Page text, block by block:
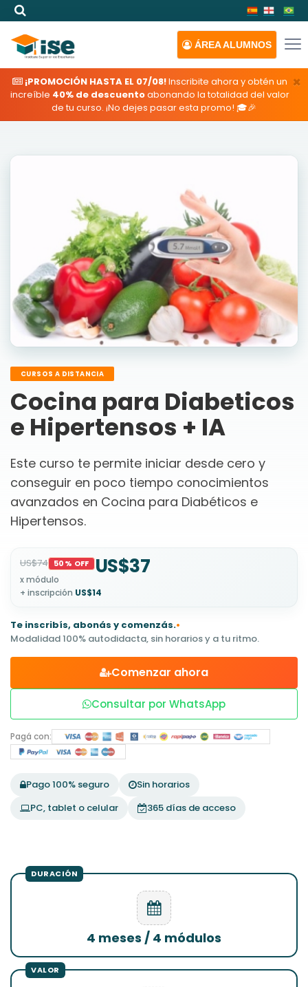
ÁREAALUMNOS
×
¡PROMOCIÓN HASTA EL 07/08!Inscribite ahora y obtén un
increíble 40% de descuentoabonando la totalidad del valor
de tu curso. ¡No dejes pasar esta promo! 🎓🎉
CURSOS A DISTANCIA
Cocina para Diabeticos
e Hipertensos + IA
Este curso te permite iniciar desde cero y
conseguir en poco tiempo conocimientos
avanzados en Cocina para Diabéticos e
Hipertensos.
US$74 50% OFF US$37
x módulo
+ inscripción US$14
Te inscribís, abonás y comenzás.•
Modalidad 100% autodidacta, sin horarios y a tu ritmo.
Comenzar ahora
Consultar por WhatsApp
Pagá con:
Pago 100% seguro
Sin horarios
PC, tablet o celular
365 días de acceso
4 meses / 4 módulos